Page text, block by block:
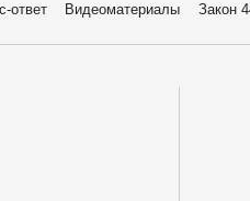
ответ Видеоматериалы Закон